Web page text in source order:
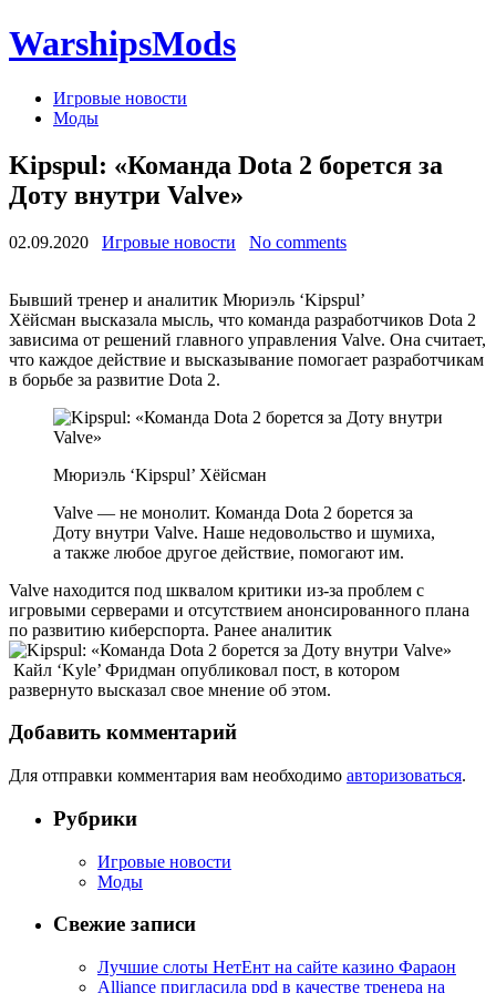
WarshipsMods
Игровые новости
Моды
Kipspul: «Команда Dota 2 борется за
Доту внутри Valve»
02.09.2020 Игровые новости No comments
Бывший тренер и аналитик Мюриэль ‘Kipspul’
Хёйсман высказала мысль, что команда разработчиков Dota 2
зависима от решений главного управления Valve. Она считает,
что каждое действие и высказывание помогает разработчикам
в борьбе за развитие Dota 2.
Мюриэль ‘Kipspul’ Хёйсман
Valve — не монолит. Команда Dota 2 борется за
Доту внутри Valve. Наше недовольство и шумиха,
а также любое другое действие, помогают им.
Valve находится под шквалом критики из-за проблем с
игровыми серверами и отсутствием анонсированного плана
по развитию киберспорта. Ранее аналитик
Кайл ‘Kyle’ Фридман опубликовал пост, в котором
развернуто высказал свое мнение об этом.
Добавить комментарий
Для отправки комментария вам необходимо авторизоваться.
Рубрики
Игровые новости
Моды
Свежие записи
Лучшие слоты НетЕнт на сайте казино Фараон
Alliance пригласила ppd в качестве тренера на